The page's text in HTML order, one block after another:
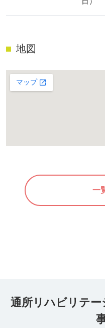
地図
一
通所リハビリテ